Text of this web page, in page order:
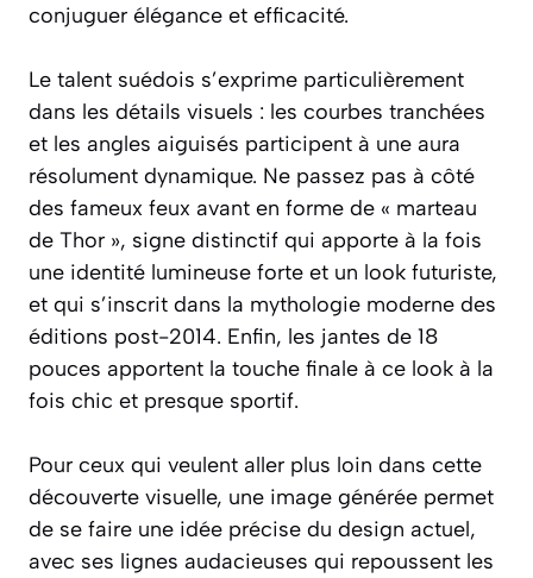
conjuguer élégance et efficacité.
Le talent suédois s’exprime particulièrement
dans les détails visuels : les courbes tranchées
et les angles aiguisés participent à une aura
résolument dynamique. Ne passez pas à côté
des fameux feux avant en forme de « marteau
de Thor », signe distinctif qui apporte à la fois
une identité lumineuse forte et un look futuriste,
et qui s’inscrit dans la mythologie moderne des
éditions post-2014. Enfin, les jantes de 18
pouces apportent la touche finale à ce look à la
fois chic et presque sportif.
Pour ceux qui veulent aller plus loin dans cette
découverte visuelle, une image générée permet
de se faire une idée précise du design actuel,
avec ses lignes audacieuses qui repoussent les